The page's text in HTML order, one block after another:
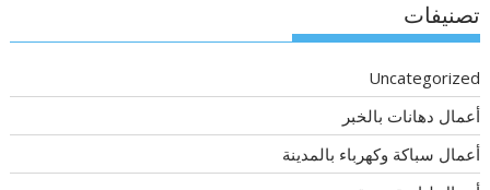
تصنيفات
Uncategorized
أعمال دهانات بالخبر
أعمال سباكة وكهرباء بالمدينة